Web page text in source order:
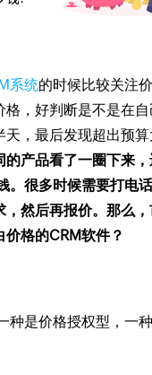
系统的时候比较关注
格，好判断是不是在
天，最后发现超出预
的产品看了一圈下来
。很多时候需要打电
，然后再报价。那么
格的CRM软件？
种是价格授权型，一